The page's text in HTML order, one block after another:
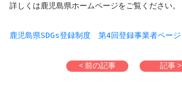
詳しくは鹿児島県ホームページをご覧ください。
鹿児島県SDGs登録制度　第4回登録事業者ページ
< 前の記事 記事 >